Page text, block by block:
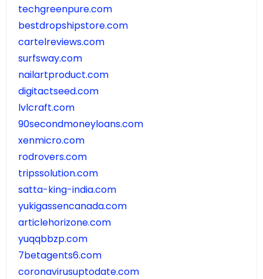
techgreenpure.com
bestdropshipstore.com
cartelreviews.com
surfsway.com
nailartproduct.com
digitactseed.com
lvlcraft.com
90secondmoneyloans.com
xenmicro.com
rodrovers.com
tripssolution.com
satta-king-india.com
yukigassencanada.com
articlehorizone.com
yuqqbbzp.com
7betagents6.com
coronavirusuptodate.com